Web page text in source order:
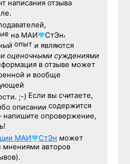
написания отзыва
на МАИ♥СтЭн,
опыт и являются
оценочными суждениями
в отзыве может
и вообще
;-) Если вы считаете,
описании содержится
напишите опровержение,
МАИ♥СтЭн может
мнениями авторов